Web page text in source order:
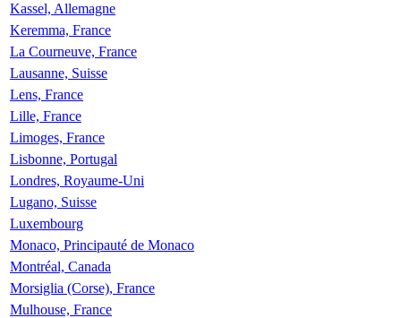
Kassel, Allemagne
Keremma, France
La Courneuve, France
Lausanne, Suisse
Lens, France
Lille, France
Limoges, France
Lisbonne, Portugal
Londres, Royaume-Uni
Lugano, Suisse
Luxembourg
Monaco, Principauté de Monaco
Montréal, Canada
Morsiglia (Corse), France
Mulhouse, France